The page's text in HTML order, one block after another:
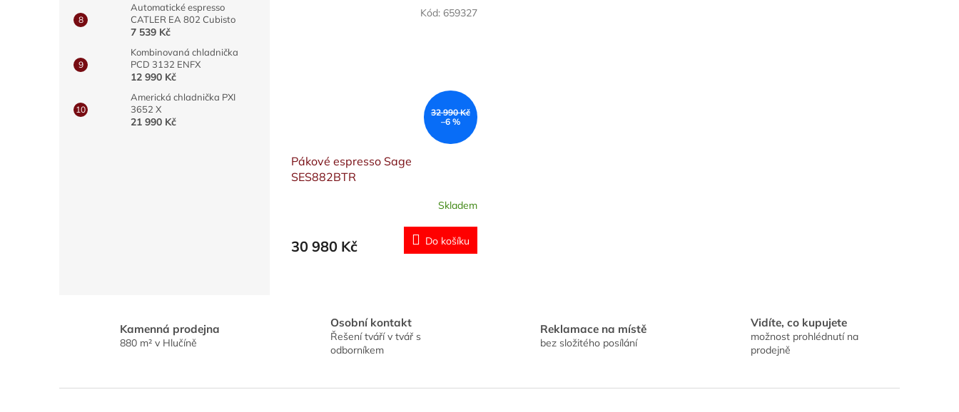
Automatické espresso
CATLER EA 802 Cubisto
7 539 Kč
Kombinovaná chladnička
PCD 3132 ENFX
12 990 Kč
Americká chladnička PXI
3652 X
21 990 Kč
32 990 Kč
–6 %
Pákové espresso Sage
SES882BTR
je
Skladem
30 980 Kč Do košíku
Kód: 659327
d
a
p
Kamenná prodejna
880 m² v Hlučíně
Osobní kontakt
Řešení tváří v tvář s
odborníkem
Reklamace na místě
bez složitého posílání
Vidíte, co kupujete
možnost prohlédnutí na
prodejně